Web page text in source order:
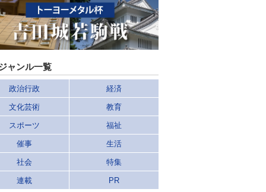
ャンル一覧
政治行政 経済
文化芸術 教育
スポーツ 福祉
催事 生活
社会 特集
連載 PR